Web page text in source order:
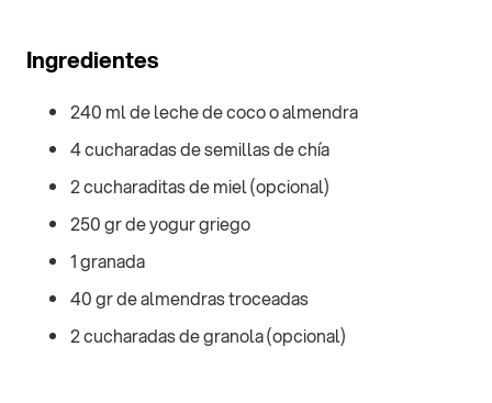
Ingredientes
240 ml de leche de coco o almendra
4 cucharadas de semillas de chía
2 cucharaditas de miel (opcional)
250 gr de yogur griego
1 granada
40 gr de almendras troceadas
2 cucharadas de granola (opcional)